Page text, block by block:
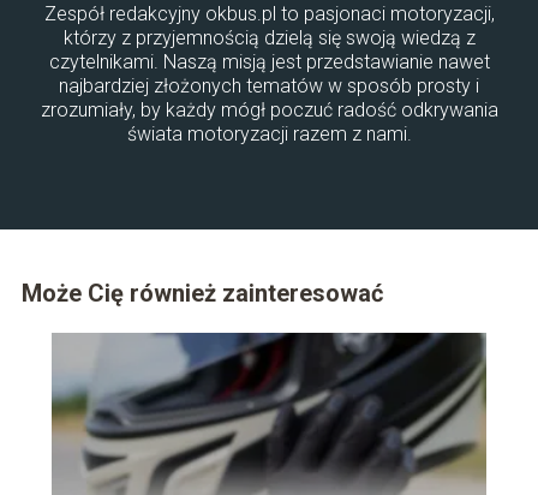
Zespół redakcyjny okbus.pl to pasjonaci motoryzacji,
którzy z przyjemnością dzielą się swoją wiedzą z
czytelnikami. Naszą misją jest przedstawianie nawet
najbardziej złożonych tematów w sposób prosty i
zrozumiały, by każdy mógł poczuć radość odkrywania
świata motoryzacji razem z nami.
Może Cię również zainteresować